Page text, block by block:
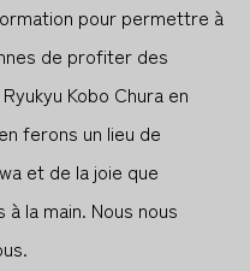
pour permettre à
de profiter des
Kobo Chura en
ferons un lieu de
et de la joie que
la main. Nous nous